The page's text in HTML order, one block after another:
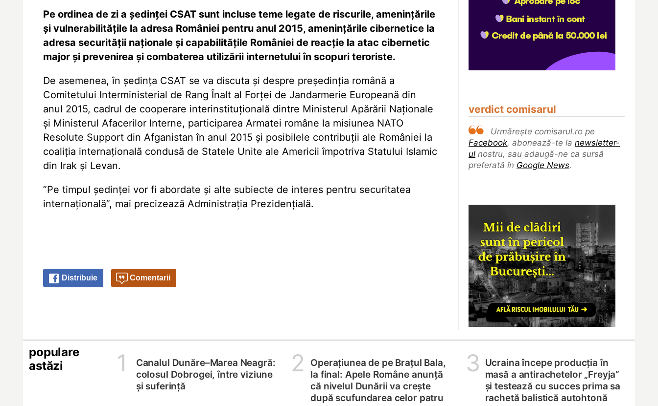
verdict comisarul
Urmărește comisarul.ro pe
Facebook, abonează-te la newsletter-
ul nostru, sau adaugă-ne ca sursă
preferată în Google News.
Pe ordinea de zi a şedinţei CSAT sunt incluse teme legate de riscurile, ameninţările
şi vulnerabilităţile la adresa României pentru anul 2015, ameninţările cibernetice la
adresa securităţii naţionale şi capabilităţile României de reacţie la atac cibernetic
major şi prevenirea şi combaterea utilizării internetului în scopuri teroriste.
De asemenea, în şedinţa CSAT se va discuta şi despre preşedinţia română a
Comitetului Interministerial de Rang Înalt al Forţei de Jandarmerie Europeană din
anul 2015, cadrul de cooperare interinstituţională dintre Ministerul Apărării Naţionale
şi Ministerul Afacerilor Interne, participarea Armatei române la misiunea NATO
Resolute Support din Afganistan în anul 2015 şi posibilele contribuţii ale României la
coaliţia internaţională condusă de Statele Unite ale Americii împotriva Statului Islamic
din Irak şi Levan.
”Pe timpul şedinţei vor fi abordate şi alte subiecte de interes pentru securitatea
internaţională”, mai precizează Administraţia Prezidenţială.
Distribuie Comentarii
populare
astăzi
1
Canalul Dunăre–Marea Neagră:
colosul Dobrogei, între viziune
și suferință
2
Operațiunea de pe Brațul Bala,
la final: Apele Române anunță
că nivelul Dunării va crește
după scufundarea celor patru
3
Ucraina începe producția în
masă a antirachetelor „Freyja”
și testează cu succes prima sa
rachetă balistică autohtonă